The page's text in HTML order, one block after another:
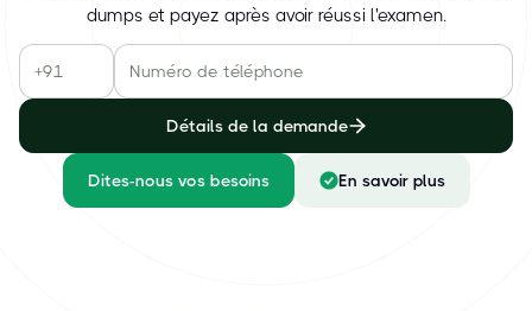
dumps et payez après avoir réussi l'examen.
Détails de la demande
Dites-nous vos besoins En savoir plus